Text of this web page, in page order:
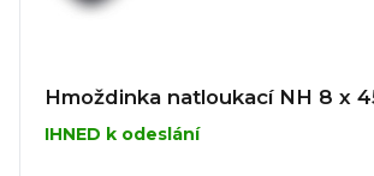
Hmoždinka natloukací NH 8 x
IHNED k odeslání